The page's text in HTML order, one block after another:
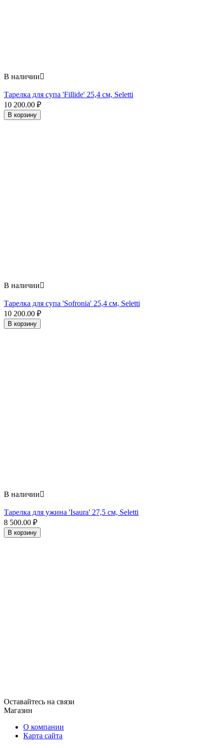
В наличии
Тарелка для супа 'Fillide' 25,4 см, Seletti
10 200.00 ₽
В корзину
В наличии
Тарелка для супа 'Sofronia' 25,4 см, Seletti
10 200.00 ₽
В корзину
В наличии
Тарелка для ужина 'Isaura' 27,5 см, Seletti
8 500.00 ₽
В корзину
Оставайтесь на связи
Магазин
О компании
Карта сайта